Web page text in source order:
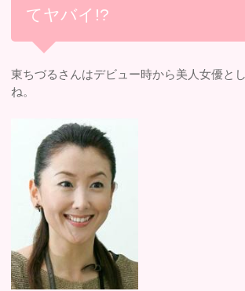
てヤバイ!?
東ちづるさんはデビュー時から美人女優と
ね。